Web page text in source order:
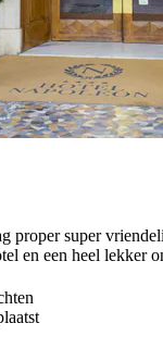
proper super
en een heel lekker